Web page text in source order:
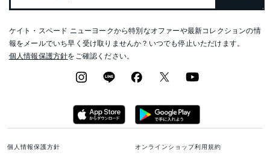
ケイト・スペード ニューヨークから特別なオファーや最新コレクションの情
報をメールでいち早く受け取りませんか？いつでも停止いただけます。
個人情報保護方針をご確認ください。
個人情報保護方針 オンラインショップ利用規約